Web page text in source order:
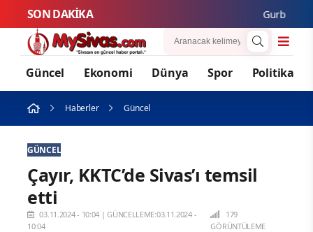
SON DAKİKA Gurbetçi
Güncel Ekonomi Dünya Spor Politika
Haberler Güncel
GÜNCEL
Çayır, KKTC’de Sivas’ı temsil
etti
03.11.2024 - 10:04 |GÜNCELLEME:03.11.2024 -
10:04
179
GÖRÜNTÜLEME